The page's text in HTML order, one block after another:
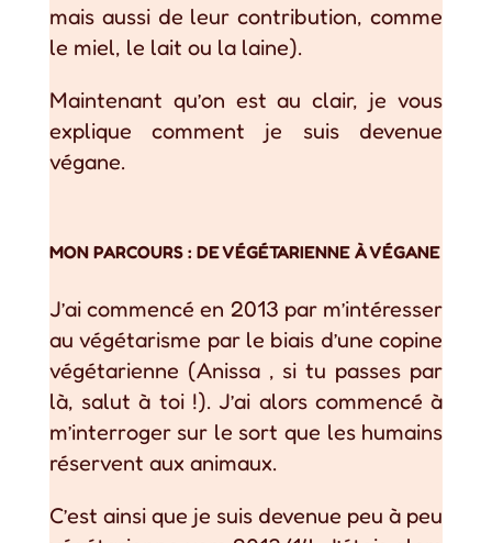
mais aussi de leur contribution, comme
le miel, le lait ou la laine).
Maintenant qu’on est au clair, je vous
explique comment je suis devenue
végane.
MON PARCOURS : DE VÉGÉTARIENNE À VÉGANE
J’ai commencé en 2013 par m’intéresser
au végétarisme par le biais d’une copine
végétarienne (Anissa , si tu passes par
là, salut à toi !). J’ai alors commencé à
m’interroger sur le sort que les humains
réservent aux animaux.
C’est ainsi que je suis devenue peu à peu